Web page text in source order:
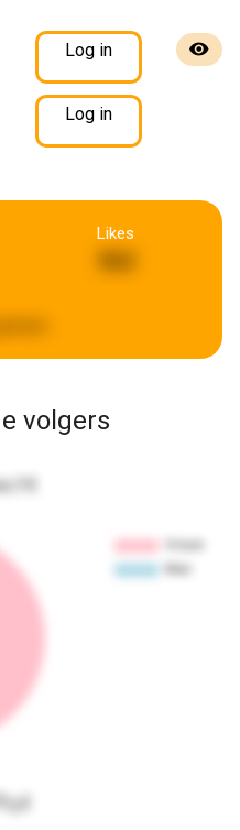
Log in
Log in
Likes
562
volgers